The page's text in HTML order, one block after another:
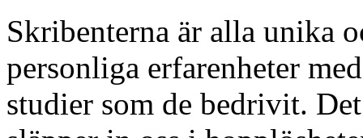
Skribenterna är alla unika
personliga erfarenheter
studier som de bedrivit.